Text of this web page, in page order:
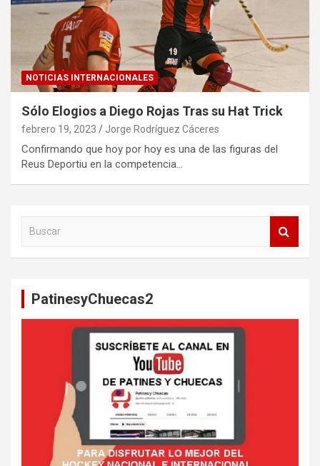
NOTICIAS INTERNACIONALES
Sólo Elogios a Diego Rojas Tras su Hat Trick
febrero 19, 2023 Jorge Rodríguez Cáceres
Confirmando que hoy por hoy es una de las figuras del
Reus Deportiu en la competencia…
PatinesyChuecas2